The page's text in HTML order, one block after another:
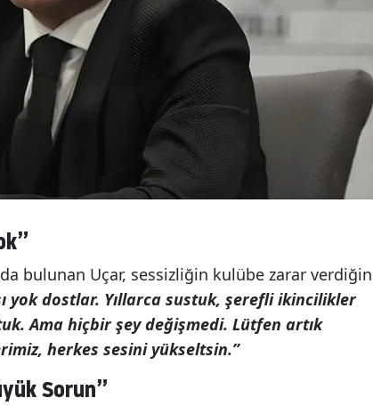
bulunan Uçar, sessizliğin kulübe zarar
yok dostlar. Yıllarca sustuk, şerefli ikincilikler
Ama hiçbir şey değişmedi. Lütfen artık
herkes sesini yükseltsin.”
Sorun”